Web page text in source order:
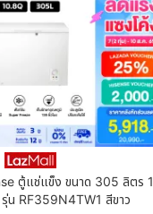
ตู้แช่แข็ง ขนาด 305 ลิตร 1
น RF359N4TW1 สีขาว